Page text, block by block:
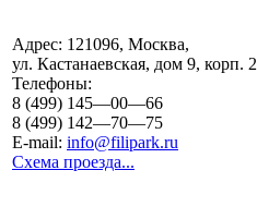
Адрес: 121096, Москва,
ул. Кастанаевская, дом 9, корп. 2
Телефоны:
8 (499) 145—00—66
8 (499) 142—70—75
E-mail: info@filipark.ru
Схема проезда...